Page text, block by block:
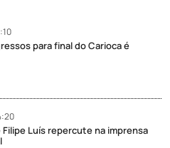
para final do Carioca é
Filipe Luís repercute na imprensa